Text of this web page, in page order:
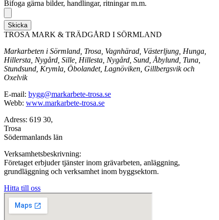
Bifoga gärna bilder, handlingar, ritningar m.m.
Skicka
TROSA MARK & TRÄDGÅRD I SÖRMLAND
Markarbeten i Sörmland, Trosa, Vagnhärad, Västerljung, Hunga,
Hillersta, Nygård, Sille, Hillesta, Nygård, Sund, Åbylund, Tuna,
Stundsund, Krymla, Öbolandet, Lagnöviken, Gillbergsvik och
Oxelvik
E-mail: bygg@markarbete-trosa.se
Webb: www.markarbete-trosa.se
Adress: 619 30,
Trosa
Södermanlands län
Verksamhetsbeskrivning:
Företaget erbjuder tjänster inom grävarbeten, anläggning,
grundläggning och verksamhet inom byggsektorn.
Hitta till oss